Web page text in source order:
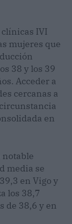
IVI
mujeres que
38 y los 39
Acceder a
cercanas a
en
notable
media se
en Vigo y
los 38,7
de 38,6 y en